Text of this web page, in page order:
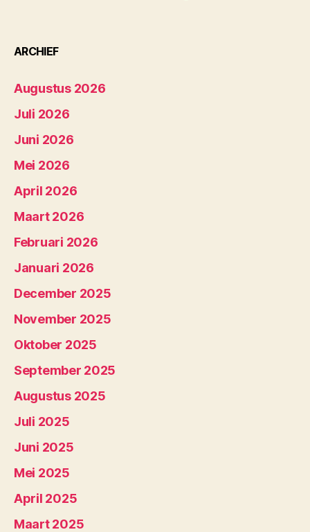
ARCHIEF
Augustus 2026
Juli 2026
Juni 2026
Mei 2026
April 2026
Maart 2026
Februari 2026
Januari 2026
December 2025
November 2025
Oktober 2025
September 2025
Augustus 2025
Juli 2025
Juni 2025
Mei 2025
April 2025
Maart 2025